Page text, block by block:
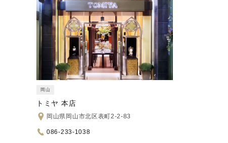
岡山
トミヤ 本店
岡山県岡山市北区表町2-2-83
086-233-1038